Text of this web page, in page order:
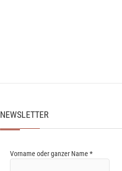
NEWSLETTER
Vorname oder ganzer Name *